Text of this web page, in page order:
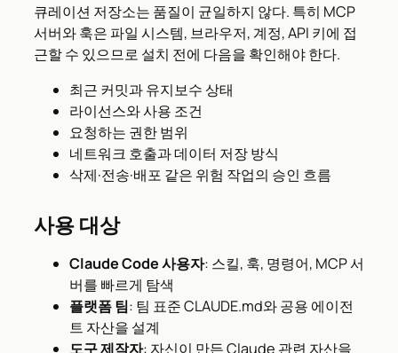
큐레이션 저장소는 품질이 균일하지 않다. 특히 MCP
서버와 훅은 파일 시스템, 브라우저, 계정, API 키에 접
근할 수 있으므로 설치 전에 다음을 확인해야 한다.
최근 커밋과 유지보수 상태
라이선스와 사용 조건
요청하는 권한 범위
네트워크 호출과 데이터 저장 방식
삭제·전송·배포 같은 위험 작업의 승인 흐름
사용 대상
Claude Code 사용자: 스킬, 훅, 명령어, MCP 서
버를 빠르게 탐색
플랫폼 팀: 팀 표준 CLAUDE.md와 공용 에이전
트 자산을 설계
도구 제작자: 자신이 만든 Claude 관련 자산을